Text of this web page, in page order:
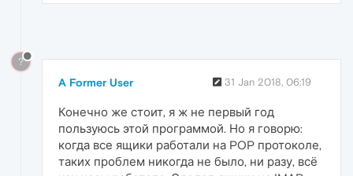
?
A Former User 31 Jan 2018, 06:19
Конечно же стоит, я ж не первый год
пользуюсь этой программой. Но я говорю:
когда все ящики работали на POP протоколе,
таких проблем никогда не было, ни разу, всё